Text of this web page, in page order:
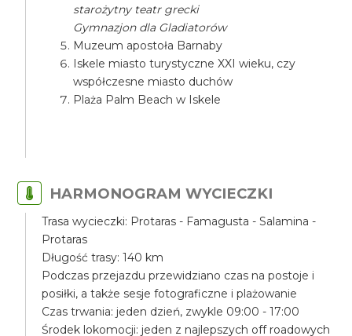
starożytny teatr grecki
Gymnazjon dla Gladiatorów
Muzeum apostoła Barnaby
Iskele miasto turystyczne XXI wieku, czy
współczesne miasto duchów
Plaża Palm Beach w Iskele
HARMONOGRAM WYCIECZKI
Trasa wycieczki: Protaras - Famagusta - Salamina -
Protaras
Długość trasy: 140 km
Podczas przejazdu przewidziano czas na postoje i
posiłki, a także sesje fotograficzne i plażowanie
Czas trwania: jeden dzień, zwykle 09:00 - 17:00
Środek lokomocji: jeden z najlepszych off roadowych